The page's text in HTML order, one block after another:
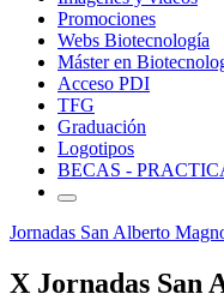
Promociones
Webs Biotecnología
Máster en
Acceso PDI
TFG
Graduación
Logotipos
BECAS -
Jornadas San Alberto
X Jornadas San